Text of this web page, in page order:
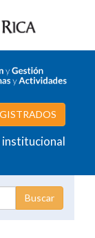
institucional